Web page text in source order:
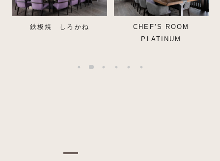
鉄板焼 しろかね
CHEF’S ROOM
PLATINUM